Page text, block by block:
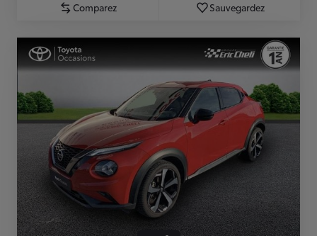
Comparez Sauvegardez